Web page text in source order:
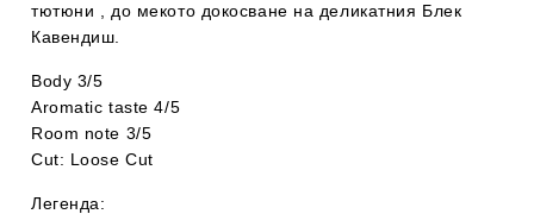
тютюни , до мекото докосване на деликатния Блек
Кавендиш.
Body 3/5
Aromatic taste 4/5
Room note 3/5
Cut: Loose Cut
Легенда: